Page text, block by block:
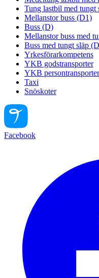
Tung lastbil med tungt
Mellanstor buss (D1)
Buss (D)
Mellanstor buss med
Buss med tungt släp
Yrkesförarkompetens
YKB godstransporter
YKB persontransporter
Taxi
Snöskoter
Facebook